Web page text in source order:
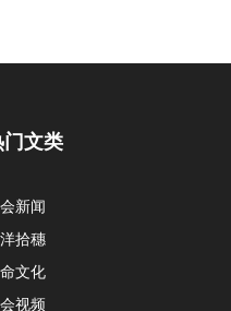
门文类
新闻
拾穗
文化
视频